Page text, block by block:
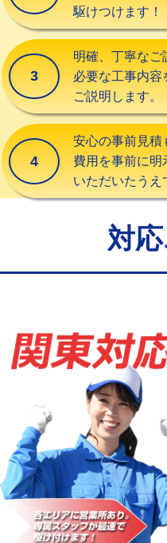
交換・取付（その他部品）
持込商品取付（単水栓）
持込商品取付（混合水栓）
持込商品取付（浄水器・分
給水管工事※（ホール加工)
給水管工事※（バンド止め)
給水管工事※（保温材使用
給水管工事※（塩ビ管（VP
用/3ｍまで)
給水管工事※（塩ビ管（VP
用（追加）/3ｍ超え)
給水管工事※（ライニング鋼
管・ポリ管・HT管使用/3ｍ
給水管工事※（ライニング
管・ポリ管・HT管使用/3ｍ
マス交換（土の掘削・埋め戻
駆けつけます！
3
明確、丁寧なご
必要な工事内容
ご説明します。
4
安心の事前見積
費用を事前に明
いただいたうえ
対